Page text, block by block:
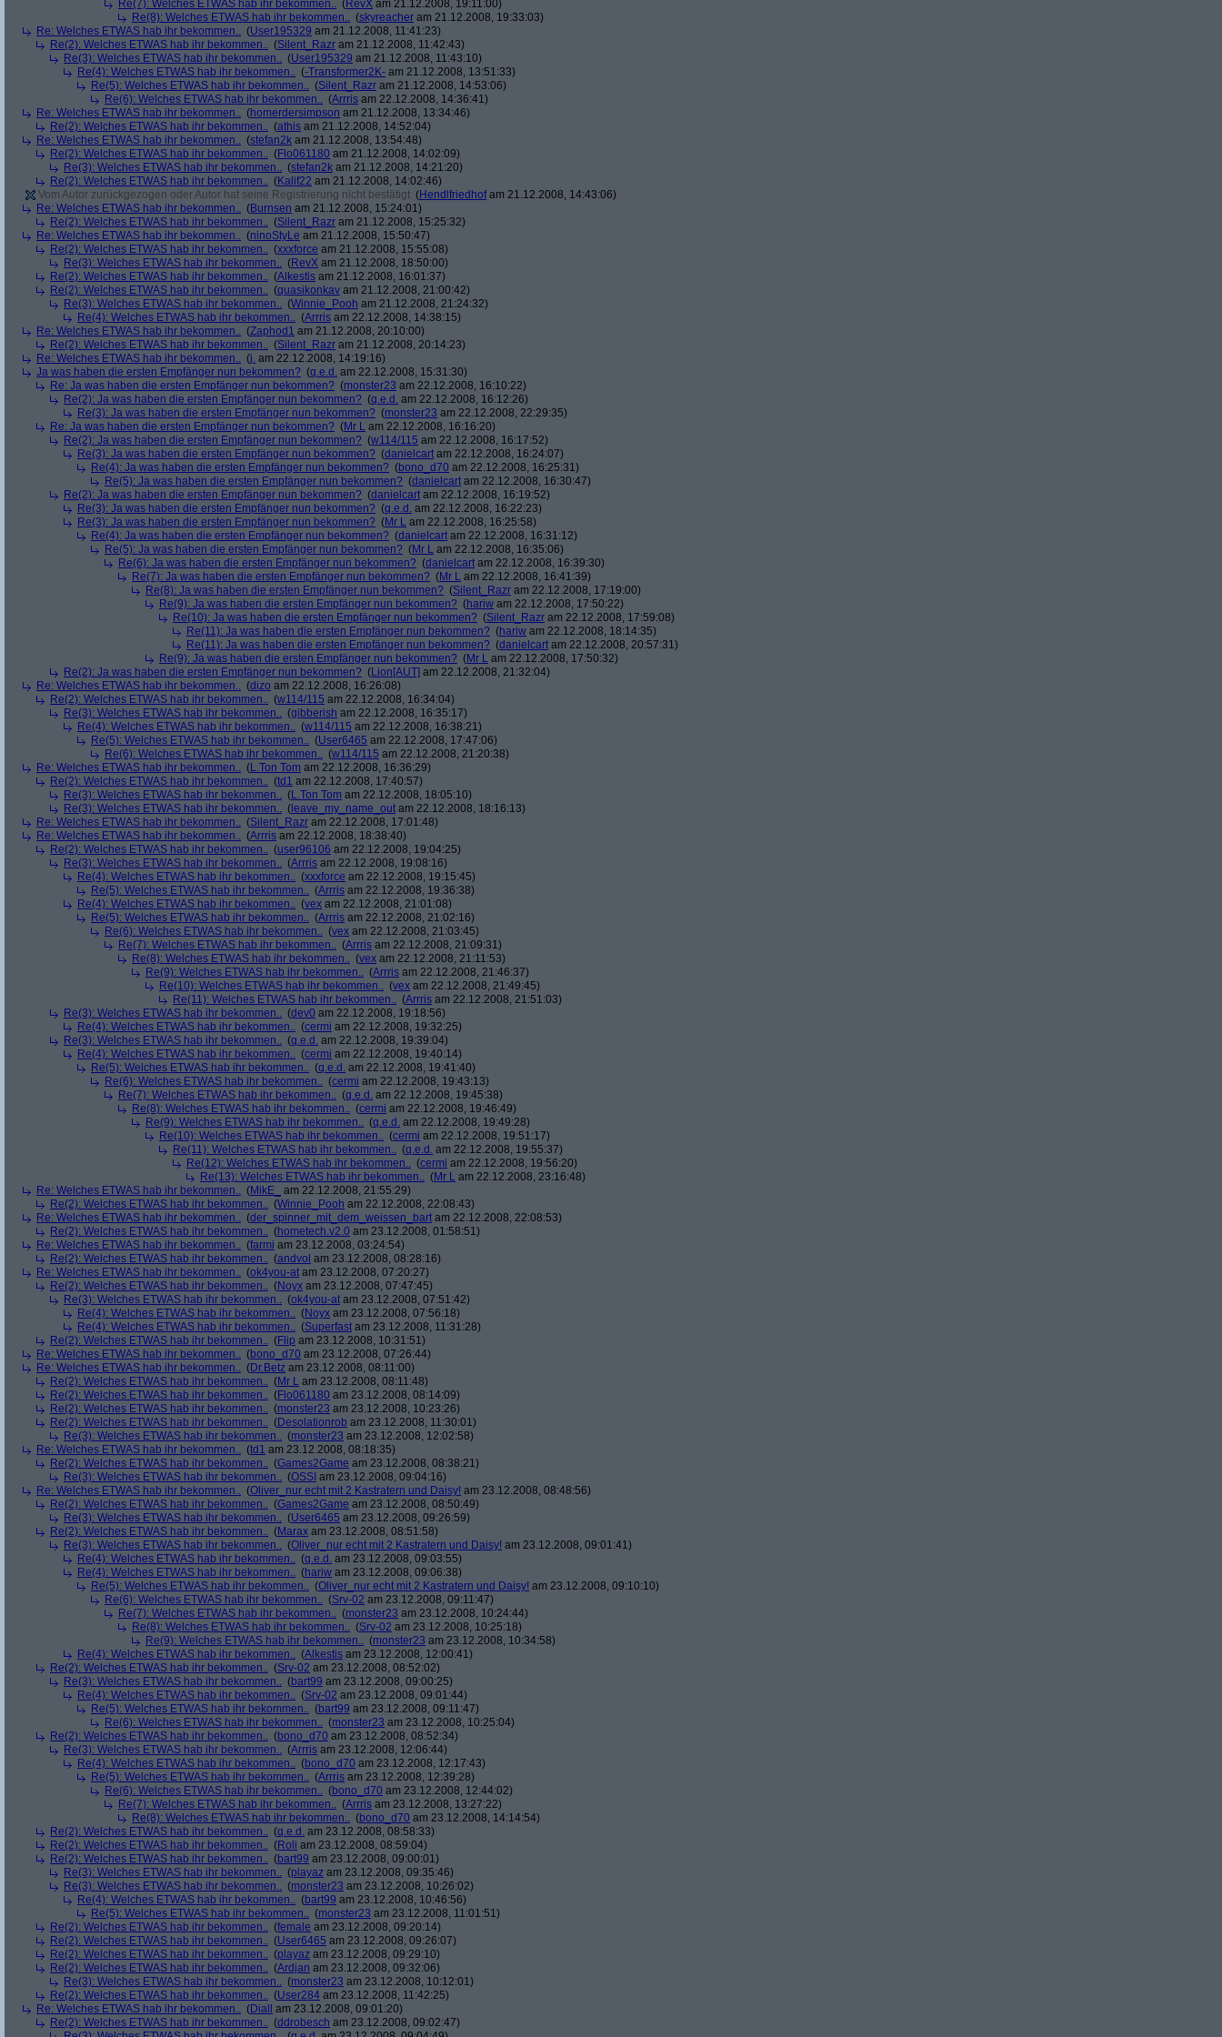
Re(7): Welches ETWAS hab ihr bekommen.. (RevX am 21.12.2008, 19:11:00)
Re(8): Welches ETWAS hab ihr bekommen.. (skyreacher am 21.12.2008, 19:33:03)
Re: Welches ETWAS hab ihr bekommen.. (User195329 am 21.12.2008, 11:41:23)
Re(2): Welches ETWAS hab ihr bekommen.. (Silent_Razr am 21.12.2008, 11:42:43)
Re(3): Welches ETWAS hab ihr bekommen.. (User195329 am 21.12.2008, 11:43:10)
Re(4): Welches ETWAS hab ihr bekommen.. (-Transformer2K- am 21.12.2008, 13:51:33)
Re(5): Welches ETWAS hab ihr bekommen.. (Silent_Razr am 21.12.2008, 14:53:06)
Re(6): Welches ETWAS hab ihr bekommen.. (Arrris am 22.12.2008, 14:36:41)
Re: Welches ETWAS hab ihr bekommen.. (homerdersimpson am 21.12.2008, 13:34:46)
Re(2): Welches ETWAS hab ihr bekommen.. (athis am 21.12.2008, 14:52:04)
Re: Welches ETWAS hab ihr bekommen.. (stefan2k am 21.12.2008, 13:54:48)
Re(2): Welches ETWAS hab ihr bekommen.. (Flo061180 am 21.12.2008, 14:02:09)
Re(3): Welches ETWAS hab ihr bekommen.. (stefan2k am 21.12.2008, 14:21:20)
Re(2): Welches ETWAS hab ihr bekommen.. (Kalif22 am 21.12.2008, 14:02:46)
Vom Autor zurückgezogen oder Autor hat seine Registrierung nicht bestätigt (Hendlfriedhofam 21.12.2008, 14:43:06)
Re: Welches ETWAS hab ihr bekommen.. (Burnsen am 21.12.2008, 15:24:01)
Re(2): Welches ETWAS hab ihr bekommen.. (Silent_Razr am 21.12.2008, 15:25:32)
Re: Welches ETWAS hab ihr bekommen.. (ninoStyLe am 21.12.2008, 15:50:47)
Re(2): Welches ETWAS hab ihr bekommen.. (xxxforce am 21.12.2008, 15:55:08)
Re(3): Welches ETWAS hab ihr bekommen.. (RevX am 21.12.2008, 18:50:00)
Re(2): Welches ETWAS hab ihr bekommen.. (Alkestis am 21.12.2008, 16:01:37)
Re(2): Welches ETWAS hab ihr bekommen.. (quasikonkav am 21.12.2008, 21:00:42)
Re(3): Welches ETWAS hab ihr bekommen.. (Winnie_Pooh am 21.12.2008, 21:24:32)
Re(4): Welches ETWAS hab ihr bekommen.. (Arrris am 22.12.2008, 14:38:15)
Re: Welches ETWAS hab ihr bekommen.. (Zaphod1 am 21.12.2008, 20:10:00)
Re(2): Welches ETWAS hab ihr bekommen.. (Silent_Razr am 21.12.2008, 20:14:23)
Re: Welches ETWAS hab ihr bekommen.. (j. am 22.12.2008, 14:19:16)
Ja was haben die ersten Empfänger nun bekommen? (q.e.d. am 22.12.2008, 15:31:30)
Re: Ja was haben die ersten Empfänger nun bekommen? (monster23 am 22.12.2008, 16:10:22)
Re(2): Ja was haben die ersten Empfänger nun bekommen? (q.e.d. am 22.12.2008, 16:12:26)
Re(3): Ja was haben die ersten Empfänger nun bekommen? (monster23 am 22.12.2008, 22:29:35)
Re: Ja was haben die ersten Empfänger nun bekommen? (Mr L am 22.12.2008, 16:16:20)
Re(2): Ja was haben die ersten Empfänger nun bekommen? (w114/115 am 22.12.2008, 16:17:52)
Re(3): Ja was haben die ersten Empfänger nun bekommen? (danielcart am 22.12.2008, 16:24:07)
Re(4): Ja was haben die ersten Empfänger nun bekommen? (bono_d70 am 22.12.2008, 16:25:31)
Re(5): Ja was haben die ersten Empfänger nun bekommen? (danielcart am 22.12.2008, 16:30:47)
Re(2): Ja was haben die ersten Empfänger nun bekommen? (danielcart am 22.12.2008, 16:19:52)
Re(3): Ja was haben die ersten Empfänger nun bekommen? (q.e.d. am 22.12.2008, 16:22:23)
Re(3): Ja was haben die ersten Empfänger nun bekommen? (Mr L am 22.12.2008, 16:25:58)
Re(4): Ja was haben die ersten Empfänger nun bekommen? (danielcart am 22.12.2008, 16:31:12)
Re(5): Ja was haben die ersten Empfänger nun bekommen? (Mr L am 22.12.2008, 16:35:06)
Re(6): Ja was haben die ersten Empfänger nun bekommen? (danielcart am 22.12.2008, 16:39:30)
Re(7): Ja was haben die ersten Empfänger nun bekommen? (Mr L am 22.12.2008, 16:41:39)
Re(8): Ja was haben die ersten Empfänger nun bekommen? (Silent_Razr am 22.12.2008, 17:19:00)
Re(9): Ja was haben die ersten Empfänger nun bekommen? (hariw am 22.12.2008, 17:50:22)
Re(10): Ja was haben die ersten Empfänger nun bekommen? (Silent_Razr am 22.12.2008, 17:59:08)
Re(11): Ja was haben die ersten Empfänger nun bekommen? (hariw am 22.12.2008, 18:14:35)
Re(11): Ja was haben die ersten Empfänger nun bekommen? (danielcart am 22.12.2008, 20:57:31)
Re(9): Ja was haben die ersten Empfänger nun bekommen? (Mr L am 22.12.2008, 17:50:32)
Re(2): Ja was haben die ersten Empfänger nun bekommen? (Lion[AUT] am 22.12.2008, 21:32:04)
Re: Welches ETWAS hab ihr bekommen.. (dizo am 22.12.2008, 16:26:08)
Re(2): Welches ETWAS hab ihr bekommen.. (w114/115 am 22.12.2008, 16:34:04)
Re(3): Welches ETWAS hab ihr bekommen.. (gibberish am 22.12.2008, 16:35:17)
Re(4): Welches ETWAS hab ihr bekommen.. (w114/115 am 22.12.2008, 16:38:21)
Re(5): Welches ETWAS hab ihr bekommen.. (User6465 am 22.12.2008, 17:47:06)
Re(6): Welches ETWAS hab ihr bekommen.. (w114/115 am 22.12.2008, 21:20:38)
Re: Welches ETWAS hab ihr bekommen.. (L.Ton Tom am 22.12.2008, 16:36:29)
Re(2): Welches ETWAS hab ihr bekommen.. (td1 am 22.12.2008, 17:40:57)
Re(3): Welches ETWAS hab ihr bekommen.. (L.Ton Tom am 22.12.2008, 18:05:10)
Re(3): Welches ETWAS hab ihr bekommen.. ( leave_my_name_out am 22.12.2008, 18:16:13)
Re: Welches ETWAS hab ihr bekommen.. (Silent_Razr am 22.12.2008, 17:01:48)
Re: Welches ETWAS hab ihr bekommen.. (Arrris am 22.12.2008, 18:38:40)
Re(2): Welches ETWAS hab ihr bekommen.. (user96106 am 22.12.2008, 19:04:25)
Re(3): Welches ETWAS hab ihr bekommen.. (Arrris am 22.12.2008, 19:08:16)
Re(4): Welches ETWAS hab ihr bekommen.. (xxxforce am 22.12.2008, 19:15:45)
Re(5): Welches ETWAS hab ihr bekommen.. (Arrris am 22.12.2008, 19:36:38)
Re(4): Welches ETWAS hab ihr bekommen.. (vex am 22.12.2008, 21:01:08)
Re(5): Welches ETWAS hab ihr bekommen.. (Arrris am 22.12.2008, 21:02:16)
Re(6): Welches ETWAS hab ihr bekommen.. (vex am 22.12.2008, 21:03:45)
Re(7): Welches ETWAS hab ihr bekommen.. (Arrris am 22.12.2008, 21:09:31)
Re(8): Welches ETWAS hab ihr bekommen.. (vex am 22.12.2008, 21:11:53)
Re(9): Welches ETWAS hab ihr bekommen.. (Arrris am 22.12.2008, 21:46:37)
Re(10): Welches ETWAS hab ihr bekommen.. (vex am 22.12.2008, 21:49:45)
Re(11): Welches ETWAS hab ihr bekommen.. (Arrris am 22.12.2008, 21:51:03)
Re(3): Welches ETWAS hab ihr bekommen.. (dev0 am 22.12.2008, 19:18:56)
Re(4): Welches ETWAS hab ihr bekommen.. (cermi am 22.12.2008, 19:32:25)
Re(3): Welches ETWAS hab ihr bekommen.. (q.e.d. am 22.12.2008, 19:39:04)
Re(4): Welches ETWAS hab ihr bekommen.. (cermi am 22.12.2008, 19:40:14)
Re(5): Welches ETWAS hab ihr bekommen.. (q.e.d. am 22.12.2008, 19:41:40)
Re(6): Welches ETWAS hab ihr bekommen.. (cermi am 22.12.2008, 19:43:13)
Re(7): Welches ETWAS hab ihr bekommen.. (q.e.d. am 22.12.2008, 19:45:38)
Re(8): Welches ETWAS hab ihr bekommen.. (cermi am 22.12.2008, 19:46:49)
Re(9): Welches ETWAS hab ihr bekommen.. (q.e.d. am 22.12.2008, 19:49:28)
Re(10): Welches ETWAS hab ihr bekommen.. (cermi am 22.12.2008, 19:51:17)
Re(11): Welches ETWAS hab ihr bekommen.. (q.e.d. am 22.12.2008, 19:55:37)
Re(12): Welches ETWAS hab ihr bekommen.. (cermi am 22.12.2008, 19:56:20)
Re(13): Welches ETWAS hab ihr bekommen.. (Mr L am 22.12.2008, 23:16:48)
Re: Welches ETWAS hab ihr bekommen.. (MikE_
am 22.12.2008, 21:55:29)
Re(2): Welches ETWAS hab ihr bekommen.. (Winnie_Pooh am 22.12.2008, 22:08:43)
Re: Welches ETWAS hab ihr bekommen.. (der_spinner_mit_dem_weissen_bart am 22.12.2008, 22:08:53)
Re(2): Welches ETWAS hab ihr bekommen.. (hometech.v2.0 am 23.12.2008, 01:58:51)
Re: Welches ETWAS hab ihr bekommen.. (farmi am 23.12.2008, 03:24:54)
Re(2): Welches ETWAS hab ihr bekommen.. (andvol am 23.12.2008, 08:28:16)
Re: Welches ETWAS hab ihr bekommen.. (ok4you-at am 23.12.2008, 07:20:27)
Re(2): Welches ETWAS hab ihr bekommen.. (Noyx am 23.12.2008, 07:47:45)
Re(3): Welches ETWAS hab ihr bekommen.. (ok4you-at am 23.12.2008, 07:51:42)
Re(4): Welches ETWAS hab ihr bekommen.. (Noyx am 23.12.2008, 07:56:18)
Re(4): Welches ETWAS hab ihr bekommen.. (Superfast am 23.12.2008, 11:31:28)
Re(2): Welches ETWAS hab ihr bekommen.. (Flip am 23.12.2008, 10:31:51)
Re: Welches ETWAS hab ihr bekommen.. (bono_d70 am 23.12.2008, 07:26:44)
Re: Welches ETWAS hab ihr bekommen.. (Dr.Betz am 23.12.2008, 08:11:00)
Re(2): Welches ETWAS hab ihr bekommen.. (Mr L am 23.12.2008, 08:11:48)
Re(2): Welches ETWAS hab ihr bekommen.. (Flo061180 am 23.12.2008, 08:14:09)
Re(2): Welches ETWAS hab ihr bekommen.. (monster23 am 23.12.2008, 10:23:26)
Re(2): Welches ETWAS hab ihr bekommen.. (Desolationrob am 23.12.2008, 11:30:01)
Re(3): Welches ETWAS hab ihr bekommen.. (monster23 am 23.12.2008, 12:02:58)
Re: Welches ETWAS hab ihr bekommen.. (td1 am 23.12.2008, 08:18:35)
Re(2): Welches ETWAS hab ihr bekommen.. (Games2Game am 23.12.2008, 08:38:21)
Re(3): Welches ETWAS hab ihr bekommen.. (OSSI am 23.12.2008, 09:04:16)
Re: Welches ETWAS hab ihr bekommen.. (Oliver_nur echt mit 2 Kastratern und Daisy! am 23.12.2008, 08:48:56)
Re(2): Welches ETWAS hab ihr bekommen.. (Games2Game am 23.12.2008, 08:50:49)
Re(3): Welches ETWAS hab ihr bekommen.. (User6465 am 23.12.2008, 09:26:59)
Re(2): Welches ETWAS hab ihr bekommen.. (Marax am 23.12.2008, 08:51:58)
Re(3): Welches ETWAS hab ihr bekommen.. (Oliver_nur echt mit 2 Kastratern und Daisy! am 23.12.2008, 09:01:41)
Re(4): Welches ETWAS hab ihr bekommen.. (q.e.d. am 23.12.2008, 09:03:55)
Re(4): Welches ETWAS hab ihr bekommen.. (hariw am 23.12.2008, 09:06:38)
Re(5): Welches ETWAS hab ihr bekommen.. (Oliver_nur echt mit 2 Kastratern und Daisy! am 23.12.2008, 09:10:10)
Re(6): Welches ETWAS hab ihr bekommen.. (Srv-02 am 23.12.2008, 09:11:47)
Re(7): Welches ETWAS hab ihr bekommen.. (monster23 am 23.12.2008, 10:24:44)
Re(8): Welches ETWAS hab ihr bekommen.. (Srv-02 am 23.12.2008, 10:25:18)
Re(9): Welches ETWAS hab ihr bekommen.. (monster23 am 23.12.2008, 10:34:58)
Re(4): Welches ETWAS hab ihr bekommen.. (Alkestis am 23.12.2008, 12:00:41)
Re(2): Welches ETWAS hab ihr bekommen.. (Srv-02 am 23.12.2008, 08:52:02)
Re(3): Welches ETWAS hab ihr bekommen.. (bart99 am 23.12.2008, 09:00:25)
Re(4): Welches ETWAS hab ihr bekommen.. (Srv-02 am 23.12.2008, 09:01:44)
Re(5): Welches ETWAS hab ihr bekommen.. (bart99 am 23.12.2008, 09:11:47)
Re(6): Welches ETWAS hab ihr bekommen.. (monster23 am 23.12.2008, 10:25:04)
Re(2): Welches ETWAS hab ihr bekommen.. (bono_d70 am 23.12.2008, 08:52:34)
Re(3): Welches ETWAS hab ihr bekommen.. (Arrris am 23.12.2008, 12:06:44)
Re(4): Welches ETWAS hab ihr bekommen.. (bono_d70 am 23.12.2008, 12:17:43)
Re(5): Welches ETWAS hab ihr bekommen.. (Arrris am 23.12.2008, 12:39:28)
Re(6): Welches ETWAS hab ihr bekommen.. (bono_d70 am 23.12.2008, 12:44:02)
Re(7): Welches ETWAS hab ihr bekommen.. (Arrris am 23.12.2008, 13:27:22)
Re(8): Welches ETWAS hab ihr bekommen.. (bono_d70 am 23.12.2008, 14:14:54)
Re(2): Welches ETWAS hab ihr bekommen.. (q.e.d. am 23.12.2008, 08:58:33)
Re(2): Welches ETWAS hab ihr bekommen.. (Roli am 23.12.2008, 08:59:04)
Re(2): Welches ETWAS hab ihr bekommen.. (bart99 am 23.12.2008, 09:00:01)
Re(3): Welches ETWAS hab ihr bekommen.. (playaz am 23.12.2008, 09:35:46)
Re(3): Welches ETWAS hab ihr bekommen.. (monster23 am 23.12.2008, 10:26:02)
Re(4): Welches ETWAS hab ihr bekommen.. (bart99 am 23.12.2008, 10:46:56)
Re(5): Welches ETWAS hab ihr bekommen.. (monster23 am 23.12.2008, 11:01:51)
Re(2): Welches ETWAS hab ihr bekommen.. (female am 23.12.2008, 09:20:14)
Re(2): Welches ETWAS hab ihr bekommen.. (User6465 am 23.12.2008, 09:26:07)
Re(2): Welches ETWAS hab ihr bekommen.. (playaz am 23.12.2008, 09:29:10)
Re(2): Welches ETWAS hab ihr bekommen.. (Ardjan am 23.12.2008, 09:32:06)
Re(3): Welches ETWAS hab ihr bekommen.. (monster23 am 23.12.2008, 10:12:01)
Re(2): Welches ETWAS hab ihr bekommen.. (User284 am 23.12.2008, 11:42:25)
Re: Welches ETWAS hab ihr bekommen.. (Diall
am 23.12.2008, 09:01:20)
Re(2): Welches ETWAS hab ihr bekommen.. (ddrobesch am 23.12.2008, 09:02:47)